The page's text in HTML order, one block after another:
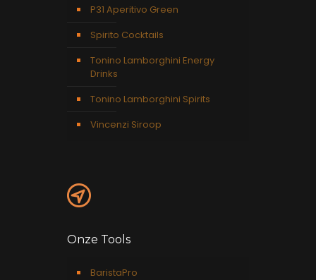
P31 Aperitivo Green
Spirito Cocktails
Tonino Lamborghini Energy
Drinks
Tonino Lamborghini Spirits
Vincenzi Siroop
Onze Tools
BaristaPro